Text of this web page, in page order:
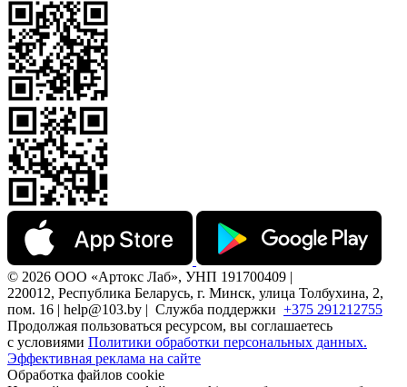
© 2026 ООО «Артокс Лаб», УНП 191700409 |
220012, Республика Беларусь, г. Минск, улица Толбухина, 2,
пом. 16 | help@103.by | Служба поддержки +375 291212755
Продолжая пользоваться ресурсом, вы соглашаетесь
с условиями Политики обработки персональных данных.
Эффективная реклама на сайте
Обработка файлов cookie